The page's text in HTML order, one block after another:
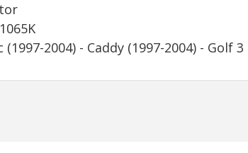
(1997-2004) - Caddy (1997-2004) - Golf
ve diğer konularda yetersiz